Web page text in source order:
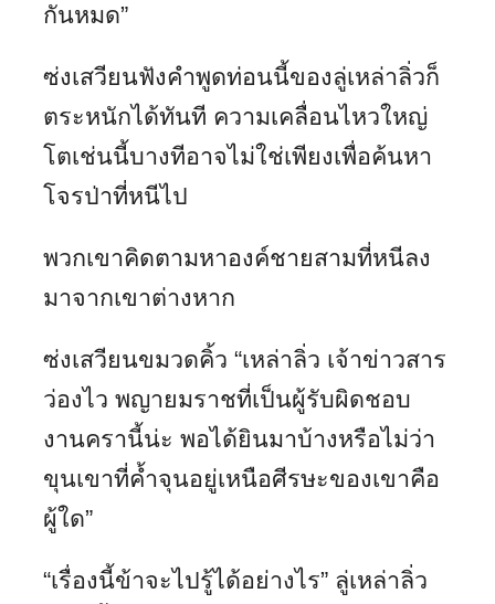
กันหมด”
ซ่งเสวียนฟังคำพูดท่อนนี้ของลู่เหล่าลิ่วก็
ตระหนักได้ทันที ความเคลื่อนไหวใหญ่
โตเช่นนี้บางทีอาจไม่ใช่เพียงเพื่อค้นหา
โจรป่าที่หนีไป
พวกเขาคิดตามหาองค์ชายสามที่หนีลง
มาจากเขาต่างหาก
ซ่งเสวียนขมวดคิ้ว “เหล่าลิ่ว เจ้าข่าวสาร
ว่องไว พญายมราชที่เป็นผู้รับผิดชอบ
งานครานี้น่ะ พอได้ยินมาบ้างหรือไม่ว่า
ขุนเขาที่ค้ำจุนอยู่เหนือศีรษะของเขาคือ
ผู้ใด”
“เรื่องนี้ข้าจะไปรู้ได้อย่างไร” ลู่เหล่าลิ่ว